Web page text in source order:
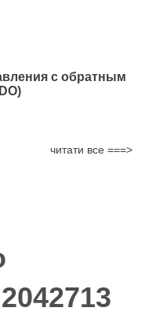
с обратным
читати все ===>